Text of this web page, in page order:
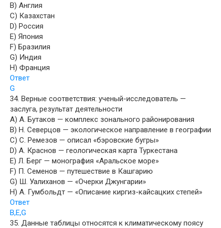
B) Англия
C) Казахстан
D) Россия
E) Япония
F) Бразилия
G) Индия
H) Франция
Ответ
G
34. Верные соответствия: ученый-исследователь —
заслуга, результат деятельности
A) А. Бутаков — комплекс зонального районирования
B) Н. Северцов — экологическое направление в географии
C) С. Ремезов — описал «бэровские бугры»
D) А. Краснов — геологическая карта Туркестана
E) Л. Берг — монография «Аральское море»
F) П. Семенов — путешествие в Кашгарию
G) Ш. Уалиханов — «Очерки Джунгарии»
H) А. Гумбольдт — «Описание киргиз-кайсацких степей»
Ответ
B,E,G
35. Данные таблицы относятся к климатическому поясу